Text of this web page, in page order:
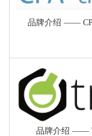
品牌介绍 ——
品牌介绍 ——